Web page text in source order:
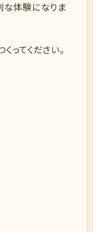
な体験になりま
ってください。